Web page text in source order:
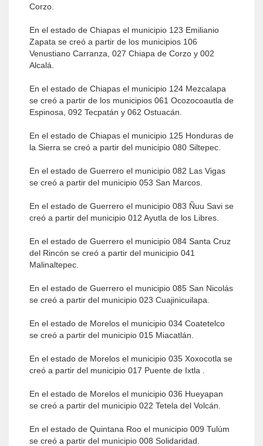
Corzo.
En el estado de Chiapas el municipio 123 Emilianio
Zapata se creó a partir de los municipios 106
Venustiano Carranza, 027 Chiapa de Corzo y 002
Alcalá.
En el estado de Chiapas el municipio 124 Mezcalapa
se creó a partir de los municipios 061 Ocozocoautla de
Espinosa, 092 Tecpatán y 062 Ostuacán.
En el estado de Chiapas el municipio 125 Honduras de
la Sierra se creó a partir del municipio 080 Siltepec.
En el estado de Guerrero el municipio 082 Las Vigas
se creó a partir del municipio 053 San Marcos.
En el estado de Guerrero el municipio 083 Ñuu Savi se
creó a partir del municipio 012 Ayutla de los Libres.
En el estado de Guerrero el municipio 084 Santa Cruz
del Rincón se creó a partir del municipio 041
Malinaltepec.
En el estado de Guerrero el municipio 085 San Nicolás
se creó a partir del municipio 023 Cuajinicuilapa.
En el estado de Morelos el municipio 034 Coatetelco
se creó a partir del municipio 015 Miacatlán.
En el estado de Morelos el municipio 035 Xoxocotla se
creó a partir del municipio 017 Puente de Ixtla .
En el estado de Morelos el municipio 036 Hueyapan
se creó a partir del municipio 022 Tetela del Volcán.
En el estado de Quintana Roo el municipio 009 Tulúm
se creó a partir del municipio 008 Solidaridad.